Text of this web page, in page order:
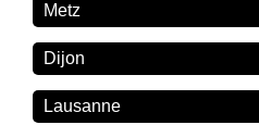
Metz
Dijon
Lausanne